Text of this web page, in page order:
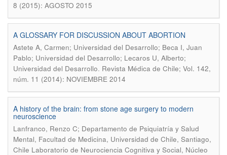
8 (2015): AGOSTO 2015
A GLOSSARY FOR DISCUSSION ABOUT ABORTION
Astete A, Carmen; Universidad del Desarrollo; Beca I, Juan
Pablo; Universidad del Desarrollo; Lecaros U, Alberto;
Universidad del Desarrollo. Revista Médica de Chile; Vol. 142,
núm. 11 (2014): NOVIEMBRE 2014
A history of the brain: from stone age surgery to modern
neuroscience
Lanfranco, Renzo C; Departamento de Psiquiatría y Salud
Mental, Facultad de Medicina, Universidad de Chile, Santiago,
Chile Laboratorio de Neurociencia Cognitiva y Social, Núcleo